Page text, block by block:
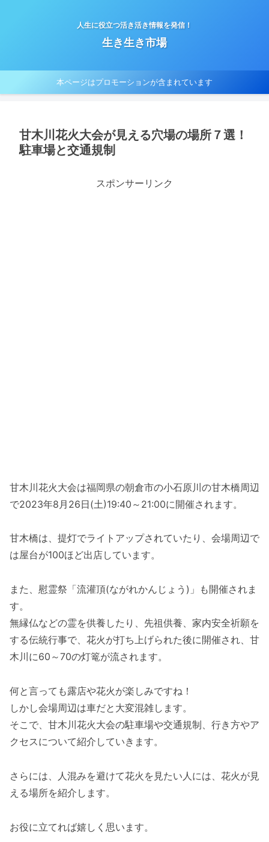
人生に役立つ活き活き情報を発信！
生き生き市場
本ページはプロモーションが含まれています
甘木川花火大会が見える穴場の場所７選！
駐車場と交通規制
スポンサーリンク
甘木川花火大会は福岡県の朝倉市の小石原川の甘木橋周辺
で2023年8月26日(土)19:40～21:00に開催されます。
甘木橋は、提灯でライトアップされていたり、会場周辺で
は屋台が100ほど出店しています。
また、慰霊祭「流灌頂(ながれかんじょう)」も開催されま
す。
無縁仏などの霊を供養したり、先祖供養、家内安全祈願を
する伝統行事で、花火が打ち上げられた後に開催され、甘
木川に60～70の灯篭が流されます。
何と言っても露店や花火が楽しみですね！
しかし会場周辺は車だと大変混雑します。
そこで、甘木川花火大会の駐車場や交通規制、行き方やア
クセスについて紹介していきます。
さらには、人混みを避けて花火を見たい人には、花火が見
える場所を紹介します。
お役に立てれば嬉しく思います。